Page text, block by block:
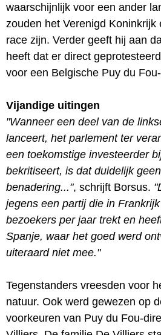
waarschijnlijk voor een ander
zouden het Verenigd Koninkrijk
race zijn. Verder geeft hij aan
heeft dat er direct
voor een Belgische Puy du
Vijandige uitingen
"Wanneer een deel van de
lanceert, het parlement ter
een toekomstige investeerder
bekritiseert, is dat duidelijk
benadering...", schrijft Borsus.
jegens een partij die in
bezoekers per jaar trekt en
Spanje, waar het goed werd
uiteraard niet mee."
Tegenstanders vreesden voor
natuur. Ook werd gewezen op
voorkeuren van Puy du Fou-